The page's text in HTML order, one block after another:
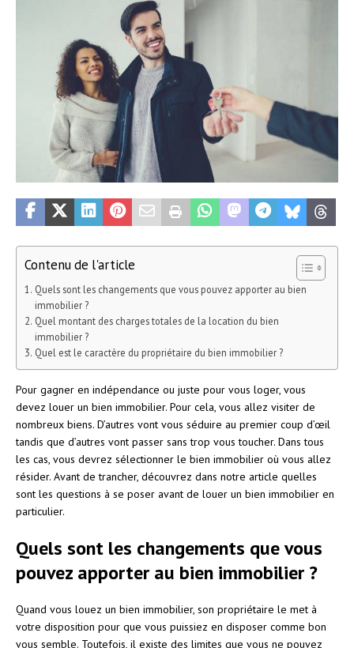
Contenu de l'article
Quels sont les changements que vous pouvez apporter au bien
immobilier ?
Quel montant des charges totales de la location du bien
immobilier ?
Quel est le caractère du propriétaire du bien immobilier ?
Pour gagner en indépendance ou juste pour vous loger, vous
devez louer un bien immobilier. Pour cela, vous allez visiter de
nombreux biens. D’autres vont vous séduire au premier coup d’œil
tandis que d’autres vont passer sans trop vous toucher. Dans tous
les cas, vous devrez sélectionner le bien immobilier où vous allez
résider. Avant de trancher, découvrez dans notre article quelles
sont les questions à se poser avant de louer un bien immobilier en
particulier.
Quels sont les changements que vous
pouvez apporter au bien immobilier ?
Quand vous louez un bien immobilier, son propriétaire le met à
votre disposition pour que vous puissiez en disposer comme bon
vous semble. Toutefois, il existe des limites que vous ne pouvez